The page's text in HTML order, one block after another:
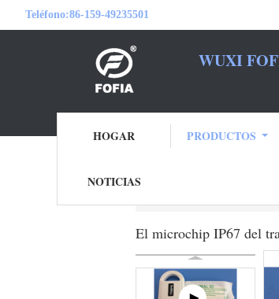
Teléfono:86-159-49235501
WUXI
HOGAR PRODUCTOS
NOTICIAS
El microchip IP67 del